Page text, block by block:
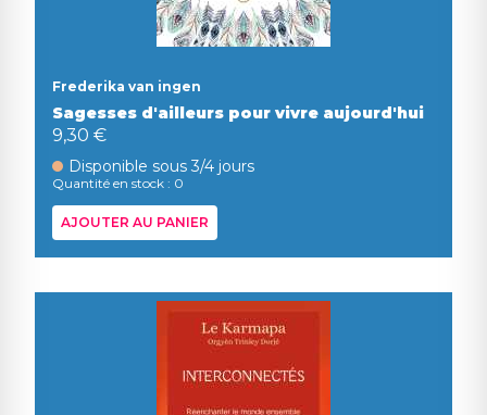
Frederika van ingen
Sagesses d'ailleurs pour vivre aujourd'hui
9,30 €
Disponible sous 3/4 jours
Quantité en stock : 0
AJOUTER AU PANIER